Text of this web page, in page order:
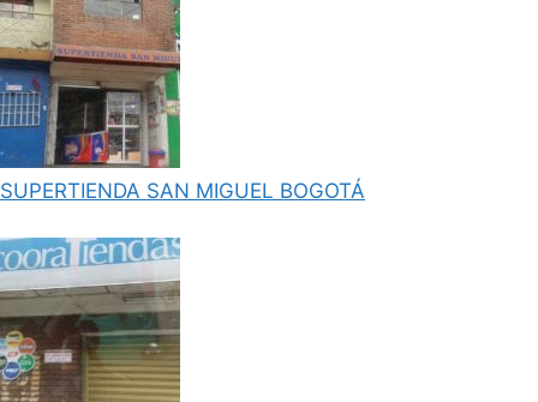
SUPERTIENDA SAN MIGUEL BOGOTÁ